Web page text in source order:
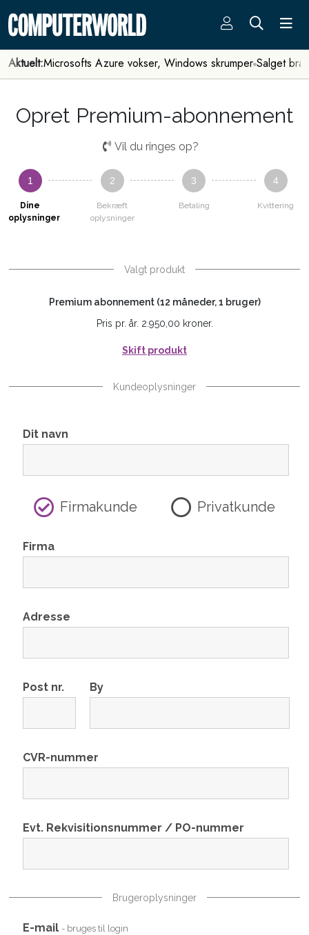
Aktuelt:Microsofts Azure vokser, Windows skrumper Salget
Opret Premium-abonnement
Vil du ringes op?
1
Dine
oplysninger
2
Bekræft
oplysninger
3
Betaling
4
Kvittering
Valgt produkt
Premium abonnement (12 måneder, 1 bruger)
Pris pr. år. 2.950,00 kroner.
Skift produkt
Kundeoplysninger
Dit navn
Firmakunde Privatkunde
Firma
Adresse
Post nr. By
CVR-nummer
Evt. Rekvisitionsnummer / PO-nummer
Brugeroplysninger
E-mail - bruges til login